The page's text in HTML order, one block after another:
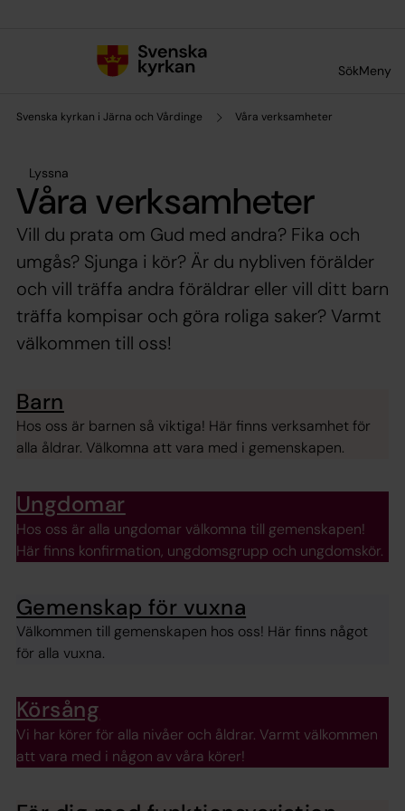
SökMeny
Svenska kyrkan i Järna och Vårdinge Våra verksamheter
Lyssna
Våra verksamheter
Vill du prata om Gud med andra? Fika och
umgås? Sjunga i kör? Är du nybliven förälder
och vill träffa andra föräldrar eller vill ditt barn
träffa kompisar och göra roliga saker? Varmt
välkommen till oss!
Barn
Hos oss är barnen så viktiga! Här finns verksamhet för
alla åldrar. Välkomna att vara med i gemenskapen.
Ungdomar
Hos oss är alla ungdomar välkomna till gemenskapen!
Här finns konfirmation, ungdomsgrupp och ungdomskör.
Gemenskap för vuxna
Välkommen till gemenskapen hos oss! Här finns något
för alla vuxna.
Körsång
Vi har körer för alla nivåer och åldrar. Varmt välkommen
att vara med i någon av våra körer!